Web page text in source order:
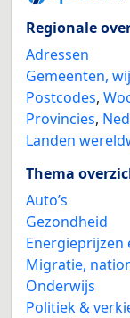
Regionale
Adressen
Gemeenten,
Postcodes,
Provincies,
Landen
Thema
Auto’s
Gezondheid
Migratie,
Onderwijs
Politiek &